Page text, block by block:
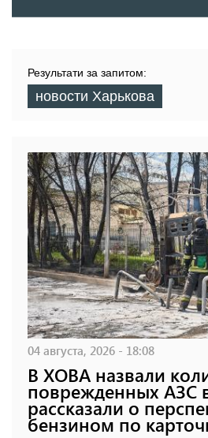
Результати за запитом:
новости Харькова
04 августа, 2026 - 18:08
В ХОВА назвали
поврежденных АЗС
рассказали о
бензином по